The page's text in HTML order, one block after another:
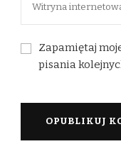
Zapamiętaj
pisania